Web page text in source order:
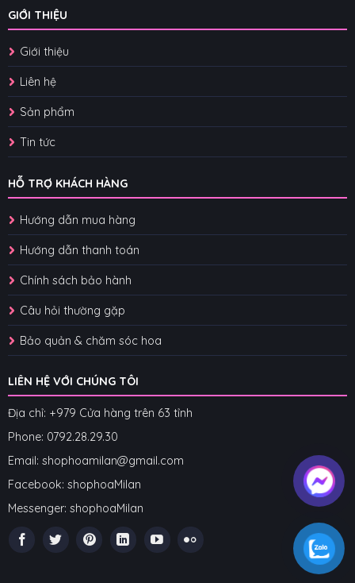
GIỚI THIỆU
Giới thiệu
Liên hệ
Sản phẩm
Tin tức
HỖ TRỢ KHÁCH HÀNG
Hướng dẫn mua hàng
Hướng dẫn thanh toán
Chính sách bảo hành
Câu hỏi thường gặp
Bảo quản & chăm sóc hoa
LIÊN HỆ VỚI CHÚNG TÔI
Địa chỉ: +979 Cửa hàng trên 63 tỉnh
Phone: 0792.28.29.30
Email: shophoamilan@gmail.com
Facebook: shophoaMilan
Messenger: shophoaMilan